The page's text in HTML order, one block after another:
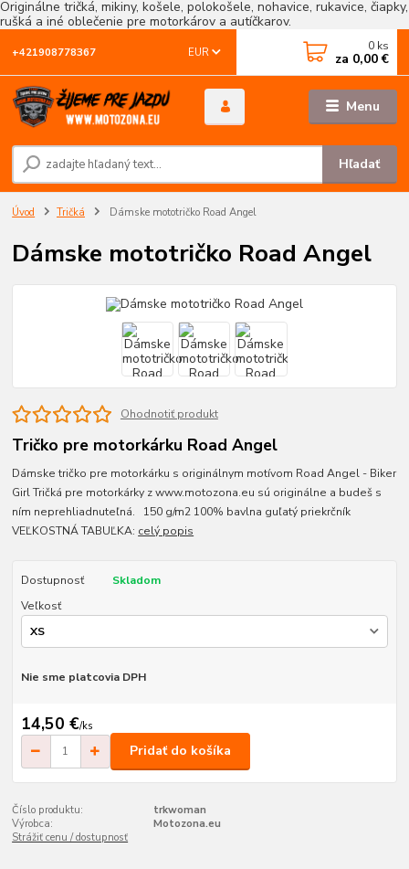
Originálne tričká, mikiny, košele, polokošele, nohavice, rukavice, čiapky,
rušká a iné oblečenie pre motorkárov a autíčkarov.
Menu
EUR
Hľadať
+421908778367 0 ks
za 0,00 €
Úvod Tričká Dámske mototričko Road Angel
Dámske mototričko Road Angel
Ohodnotiť produkt
Tričko pre motorkárku Road Angel
Dámske tričko pre motorkárku s originálnym motívom Road Angel - Biker
Girl Tričká pre motorkárky z www.motozona.eu sú originálne a budeš s
ním neprehliadnuteľná. 150 g/m2 100% bavlna guľatý priekrčník
VEĽKOSTNÁ TABUĽKA: celý popis
Dostupnosť
Skladom
Veľkosť
Nie sme platcovia DPH
14,50 €/ks
Pridať do košíka
Číslo produktu:
trkwoman
Výrobca:
Motozona.eu
Strážiť cenu / dostupnosť